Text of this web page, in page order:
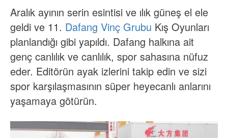
Durum
SSS
Bizimle iletişime geçin
Aralık ayının serin esintisi ve ılık güneş el ele
geldi ve 11. Dafang Vinç Grubu Kış Oyunları
planlandığı gibi yapıldı. Dafang halkına ait
genç canlılık ve canlılık, spor sahasına nüfuz
eder. Editörün ayak izlerini takip edin ve sizi
spor karşılaşmasının süper heyecanlı anlarını
yaşamaya götürün.